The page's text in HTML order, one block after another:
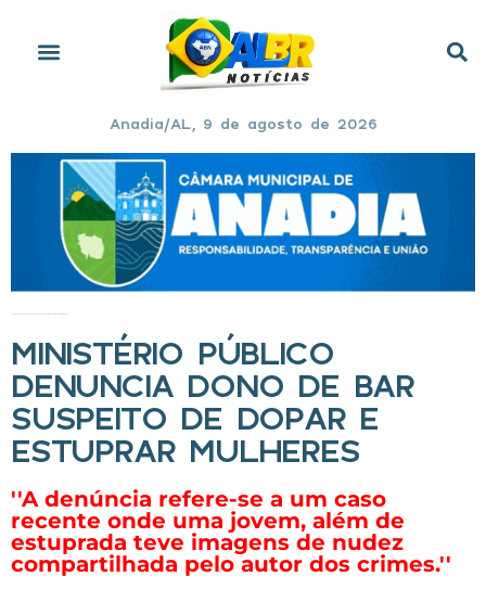
Anadia/AL, 9 de agosto de 2026
MINISTÉRIO PÚBLICO
DENUNCIA DONO DE BAR
SUSPEITO DE DOPAR E
ESTUPRAR MULHERES
''A denúncia refere-se a um caso
recente onde uma jovem, além de
estuprada teve imagens de nudez
compartilhada pelo autor dos crimes.''